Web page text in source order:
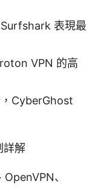
表現最
VPN 的高
CyberGhost
詳解
、